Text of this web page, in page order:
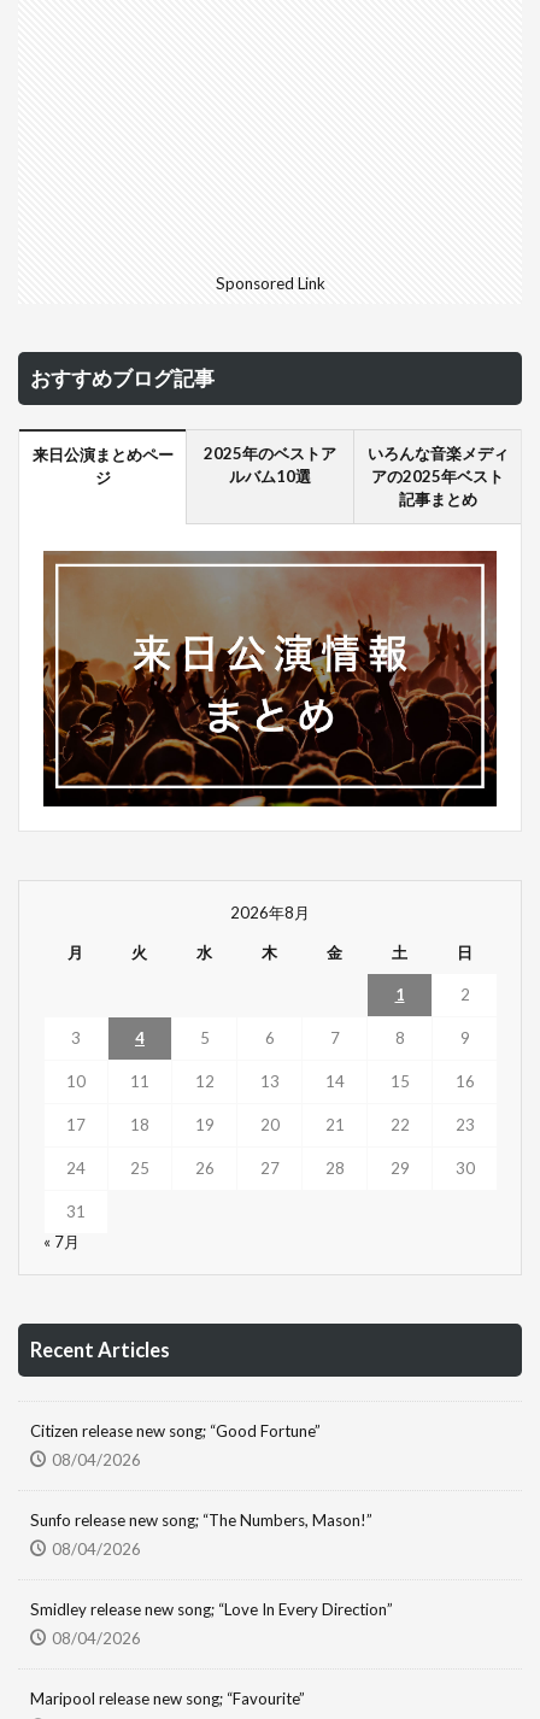
Sponsored Link
おすすめブログ記事
来日公演まとめペー
ジ
2025年のベストア
ルバム10選
いろんな音楽メディ
アの2025年ベスト
記事まとめ
2026年8月
月 火 水 木 金 土 日
1 2
3 4 5 6 7 8 9
10 11 12 13 14 15 16
17 18 19 20 21 22 23
24 25 26 27 28 29 30
31
« 7月
Recent Articles
Citizen release new song; “Good Fortune”
08/04/2026
Sunfo release new song; “The Numbers, Mason!”
08/04/2026
Smidley release new song; “Love In Every Direction”
08/04/2026
Maripool release new song; “Favourite”